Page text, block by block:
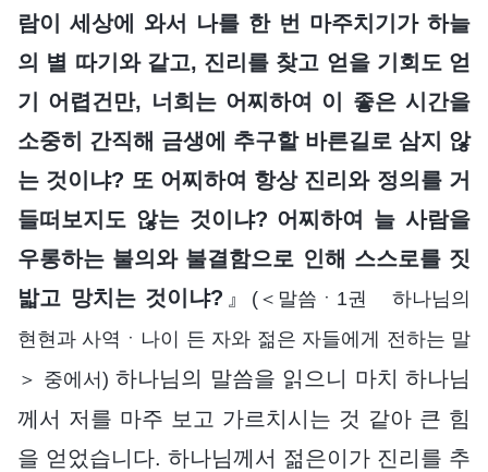
람이 세상에 와서 나를 한 번 마주치기가 하늘
의 별 따기와 같고, 진리를 찾고 얻을 기회도 얻
기 어렵건만, 너희는 어찌하여 이 좋은 시간을
소중히 간직해 금생에 추구할 바른길로 삼지 않
는 것이냐? 또 어찌하여 항상 진리와 정의를 거
들떠보지도 않는 것이냐? 어찌하여 늘 사람을
우롱하는 불의와 불결함으로 인해 스스로를 짓
밟고 망치는 것이냐? 』
(＜말씀ㆍ1권 하나님의
현현과 사역ㆍ나이 든 자와 젊은 자들에게 전하는 말
＞ 중에서) 하나님의 말씀을 읽으니 마치 하나님
께서 저를 마주 보고 가르치시는 것 같아 큰 힘
을 얻었습니다. 하나님께서 젊은이가 진리를 추